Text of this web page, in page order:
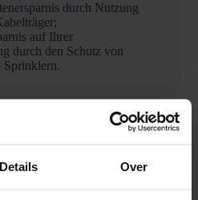
Details Over
durch Nutzung
auf Ihrer
durch den Schutz von
Sprinklern.
nicht viel mehr
Deutlich mehr Fläche